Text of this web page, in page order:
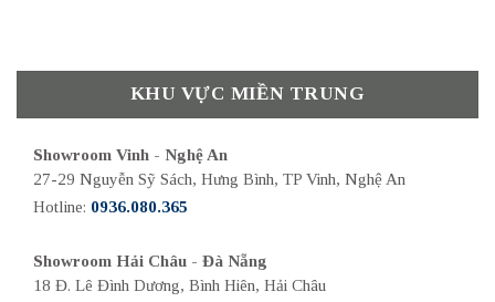
KHU VỰC MIỀN TRUNG
Showroom Vinh - Nghệ An
27-29 Nguyễn Sỹ Sách, Hưng Bình, TP Vinh, Nghệ An
Hotline: 0936.080.365
Showroom Hải Châu - Đà Nẵng
18 Đ. Lê Đình Dương, Bình Hiên, Hải Châu